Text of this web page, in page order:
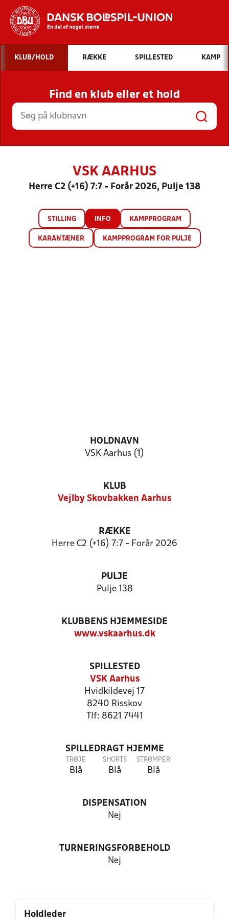
Hvad vil du søge efter?
INDHOLD OG NYHEDER
STILLINGER, RESULTATER, KLUBBER OG
HOLD
KLUB/HOLD RÆKKE SPILLESTED KAMP
Find en klub eller et hold
VSK AARHUS
Herre C2 (+16) 7:7 - Forår 2026, Pulje 138
STILLING INFO KAMPPROGRAM
KARANTÆNER KAMPPROGRAM FOR PULJE
HOLDNAVN
VSK Aarhus (1)
KLUB
Vejlby Skovbakken Aarhus
RÆKKE
Herre C2 (+16) 7:7 - Forår 2026
PULJE
Pulje 138
KLUBBENS HJEMMESIDE
www.vskaarhus.dk
SPILLESTED
VSK Aarhus
Hvidkildevej 17
8240 Risskov
Tlf: 8621 7441
SPILLEDRAGT HJEMME
TRØJE
Blå
SHORTS
Blå
STRØMPER
Blå
DISPENSATION
Nej
TURNERINGSFORBEHOLD
Nej
Holdleder